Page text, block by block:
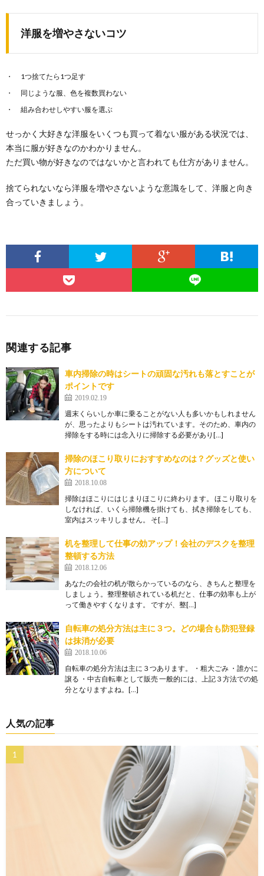
洋服を増やさないコツ
1つ捨てたら1つ足す
同じような服、色を複数買わない
組み合わせしやすい服を選ぶ
せっかく大好きな洋服をいくつも買って着ない服がある状況では、
本当に服が好きなのかわかりません。
ただ買い物が好きなのではないかと言われても仕方がありません。
捨てられないなら洋服を増やさないような意識をして、洋服と向き
合っていきましょう。
関連する記事
車内掃除の時はシートの頑固な汚れも落とすことが
ポイントです
2019.02.19
週末くらいしか車に乗ることがない人も多いかもしれません
が、思ったよりもシートは汚れています。そのため、車内の
掃除をする時には念入りに掃除する必要があり[…]
掃除のほこり取りにおすすめなのは？グッズと使い
方について
2018.10.08
掃除はほこりにはじまりほこりに終わります。 ほこり取りを
しなければ、いくら掃除機を掛けても、拭き掃除をしても、
室内はスッキリしません。 そ[…]
机を整理して仕事の効アップ！会社のデスクを整理
整頓する方法
2018.12.06
あなたの会社の机が散らかっているのなら、きちんと整理を
しましょう。整理整頓されている机だと、仕事の効率も上が
って働きやすくなります。 ですが、整[…]
自転車の処分方法は主に３つ。どの場合も防犯登録
は抹消が必要
2018.10.06
自転車の処分方法は主に３つあります。 ・粗大ごみ ・誰かに
譲る ・中古自転車として販売 一般的には、上記３方法での処
分となりますよね。[…]
人気の記事